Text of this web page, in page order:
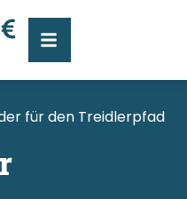
für den Treidlerpfad